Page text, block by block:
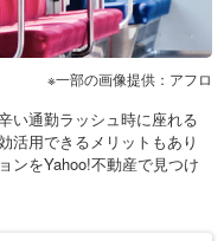
一部の画像提供：アフロ
い通勤ラッシュ時に座れる
活用できるメリットもあり
ンをYahoo!不動産で見つけ